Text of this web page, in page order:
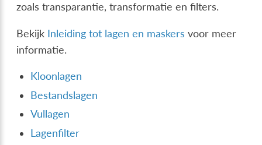
zoals transparantie, transformatie en filters.
Bekijk Inleiding tot lagen en maskers voor meer
informatie.
Kloonlagen
Bestandslagen
Vullagen
Lagenfilter